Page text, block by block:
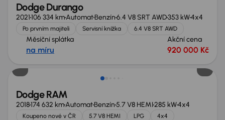
Dodge Durango
2021106 334 kmAutomatBenzín6.4 V8 SRT AWD353 kW4x4
Po prvním majiteli Servisní knížka 6.4 V8 SRT AWD
Měsíční splátka
na míru
Akční cena
920 000 Kč
Dodge RAM
2018174 632 kmAutomatBenzín5.7 V8 HEMI285 kW4x4
Koupeno nové v ČR 5.7 V8 HEMI LPG
4x4